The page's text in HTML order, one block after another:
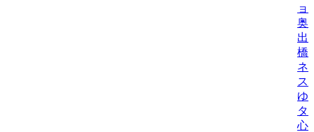
ョ
奥
出
橋
ネ
ス
ゆ
タ
心/